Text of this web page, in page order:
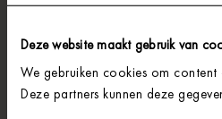
Deze website maakt gebruik van
We gebruiken cookies om
Deze partners kunnen deze